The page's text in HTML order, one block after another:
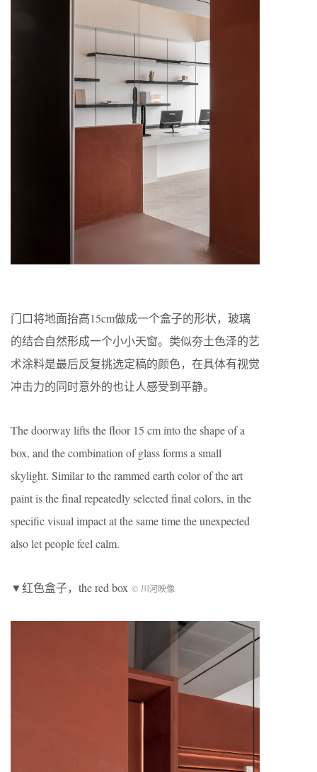
门口将地面抬高15cm做成一个盒子的形状，玻璃
的结合自然形成一个小小天窗。类似夯土色泽的艺
术涂料是最后反复挑选定稿的颜色，在具体有视觉
冲击力的同时意外的也让人感受到平静。
The doorway lifts the floor 15 cm into the shape of a
box, and the combination of glass forms a small
skylight. Similar to the rammed earth color of the art
paint is the final repeatedly selected final colors, in the
specific visual impact at the same time the unexpected
also let people feel calm.
▼红色盒子，the red box © 川河映像